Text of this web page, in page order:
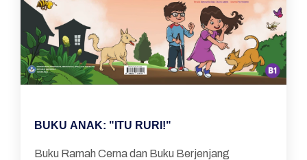
BUKU ANAK: "ITU RURI!"
Buku Ramah Cerna dan Buku Berjenjang